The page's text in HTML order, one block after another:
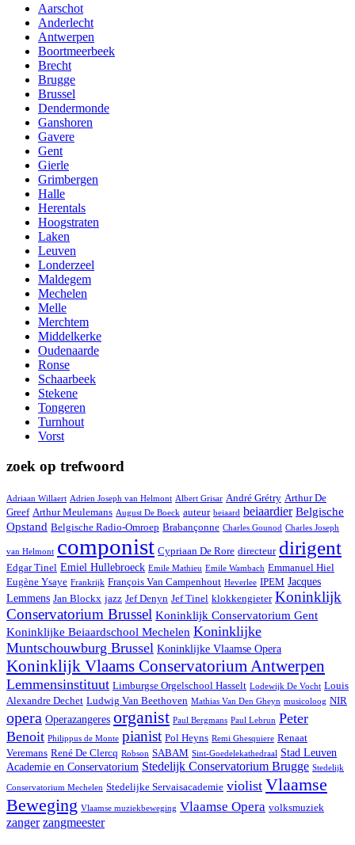
Aarschot
Anderlecht
Antwerpen
Boortmeerbeek
Brecht
Brugge
Brussel
Dendermonde
Ganshoren
Gavere
Gent
Gierle
Grimbergen
Halle
Herentals
Hoogstraten
Laken
Leuven
Londerzeel
Maldegem
Mechelen
Melle
Merchtem
Middelkerke
Oudenaarde
Ronse
Schaarbeek
Stekene
Tongeren
Turnhout
Vorst
zoek op trefwoord
Adriaan Willaert Adrien Joseph van Helmont Albert Grisar André Grétry Arthur De
Greef Arthur Meulemans August De Boeck auteur beiaard beiaardier Belgische
Opstand Belgische Radio-Omroep Brabançonne Charles Gounod Charles Joseph
van Helmont componist Cypriaan De Rore directeur dirigent
Edgar Tinel Emiel Hullebroeck Emile Mathieu Emile Wambach Emmanuel Hiel
Eugène Ysaye Frankrijk François Van Campenhout Heverlee IPEM Jacques
Lemmens Jan Blockx jazz Jef Denyn Jef Tinel klokkengieter Koninklijk
Conservatorium Brussel Koninklijk Conservatorium Gent
Koninklijke Beiaardschool Mechelen Koninklijke
Muntschouwburg Brussel Koninklijke Vlaamse Opera
Koninklijk Vlaams Conservatorium Antwerpen
Lemmensinstituut Limburgse Orgelschool Hasselt Lodewijk De Vocht Louis
Alexandre Dechet Ludwig Van Beethoven Mathias Van Den Gheyn musicoloog NIR
opera Operazangeres organist Paul Bergmans Paul Lebrun Peter
Benoit Philippus de Monte pianist Pol Heyns Remi Ghesquiere Renaat
Veremans René De Clercq Robson SABAM Sint-Goedelekathedraal
Stad Leuven
Academie en Conservatorium Stedelijk Conservatorium Brugge Stedelijk
Conservatorium Mechelen Stedelijke Servaisacademie violist Vlaamse
Beweging Vlaamse muziekbeweging Vlaamse Opera volksmuziek
zanger zangmeester